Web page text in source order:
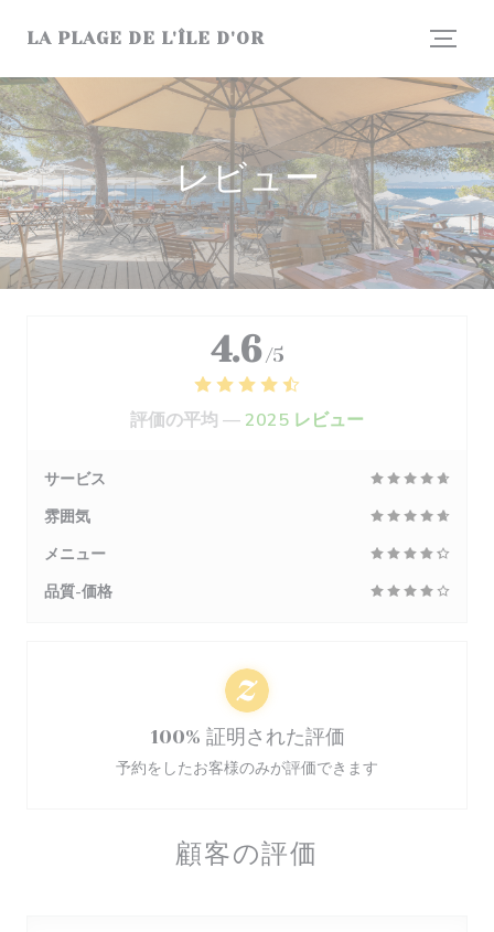
LA PLAGE DE L'ÎLE D'OR
レビュー
顧客の評価
4.6 /5
評価の平均 — 2025 レビュー
サービス
雰囲気
メニュー
品質-価格
100% 証明された評価
予約をしたお客様のみが評価できます